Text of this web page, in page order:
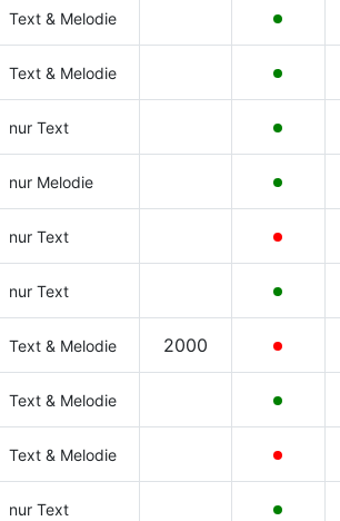
Text & Melodie
Text & Melodie
nur Text
nur Melodie
nur Text
nur Text
Text & Melodie 2000
Text & Melodie
Text & Melodie
nur Text